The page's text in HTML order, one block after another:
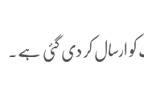
کو ارسال کر دی گئی ہے۔